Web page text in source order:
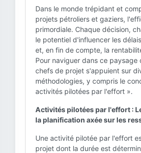
Dans le monde trépidant et
projets pétroliers et gaziers,
primordiale. Chaque décision,
le potentiel d'influencer les
et, en fin de compte, la
Pour naviguer dans ce paysage
chefs de projet s'appuient sur
méthodologies, y compris le
activités pilotées par l'effort ».
Activités pilotées par l'effort :
la planification axée sur les
Une activité pilotée par l'effort
projet dont la durée est